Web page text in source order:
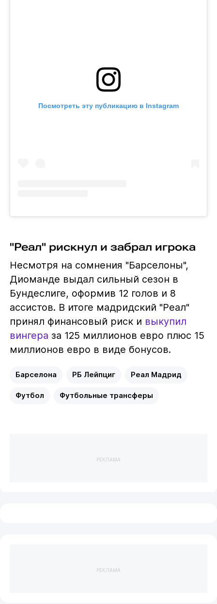
Посмотреть эту публикацию в Instagram
"Реал" рискнул и забрал игрока
Несмотря на сомнения "Барселоны",
Диоманде выдал сильный сезон в
Бундеслиге, оформив 12 голов и 8
ассистов. В итоге мадридский "Реал"
принял финансовый риск и выкупил
вингера за 125 миллионов евро плюс 15
миллионов евро в виде бонусов.
Барселона РБ Лейпциг Реал Мадрид
Футбол Футбольные трансферы
РЕКЛАМА
РЕКЛАМА